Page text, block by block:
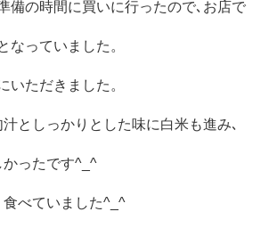
備の時間に買いに行ったので､お店で
なっていました。
いただきました。
としっかりとした味に白米も進み､
かったです^_^
べていました^_^